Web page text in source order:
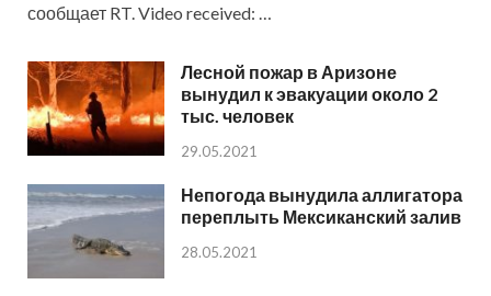
сообщает RT. Video received: …
Лесной пожар в Аризоне
вынудил к эвакуации около 2
тыс. человек
29.05.2021
Непогода вынудила аллигатора
переплыть Мексиканский залив
28.05.2021